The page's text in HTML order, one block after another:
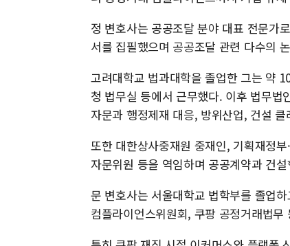
정 변호사는 공공조달 분야 대표 전문가
서를 집필했으며 공공조달 관련 다수의
고려대학교 법과대학을 졸업한 그는 약
청 법무실 등에서 근무했다. 이후 법무
자문과 행정제재 대응, 방위산업, 건설
또한 대한상사중재원 중재인, 기획재정
자문위원 등을 역임하며 공공계약과 건
문 변호사는 서울대학교 법학부를 졸업
컴플라이언스위원회, 쿠팡 공정거래법무